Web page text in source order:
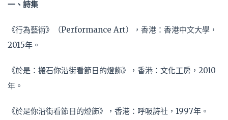
一、詩集
《行為藝術》（Performance Art），香港：香港中文大學，
2015年。
《於是：搬石你沿街看節日的燈飾》，香港：文化工房，2010
年。
《於是你沿街看節日的燈飾》，香港：呼吸詩社，1997年。